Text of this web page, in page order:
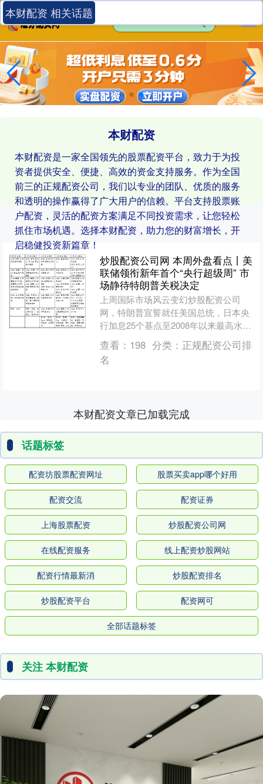
本财配资
本财配资是一家全国领先的股票配资平台，致力于为投
资者提供安全、便捷、高效的资金支持服务。作为全国
前三的正规配资公司，我们以专业的团队、优质的服务
和透明的操作赢得了广大用户的信赖。平台支持股票账
户配资，灵活的配资方案满足不同投资需求，让您轻松
抓住市场机遇。选择本财配资，助力您的财富增长，开
启稳健投资新篇章！
本财配资 相关话题
炒股配资公司网 本周外盘看点丨美
联储领衔新年首个“央行超级周” 市
场静待特朗普关税决定
上周国际市场风云变幻炒股配资公司
网，特朗普宣誓就任美国总统，日本央
行加息25个基点至2008年以来最高水
平。 市场方面，美股全线上涨，道指周
涨2.15%，纳指周....
查看： 198 分类： 正规配资公司排
名
本财配资文章已加载完成
话题标签
配资坊股票配资网址 股票买卖app哪个好用
配资交流 配资证券
上海股票配资 炒股配资公司网
在线配资服务 线上配资炒股网站
配资行情最新消 炒股配资排名
炒股配资平台 配资网可
全部话题标签
关注 本财配资